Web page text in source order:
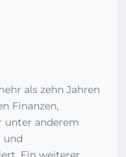
als zehn Jahren
Finanzen,
unter anderem
und